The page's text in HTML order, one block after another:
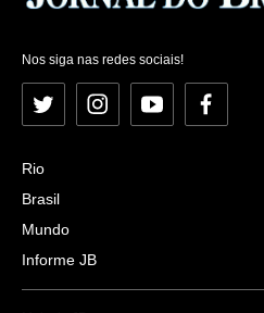
Nos siga nas redes sociais!
Twitter InstagramYouTubeFacebook
Rio
Brasil
Mundo
Informe JB